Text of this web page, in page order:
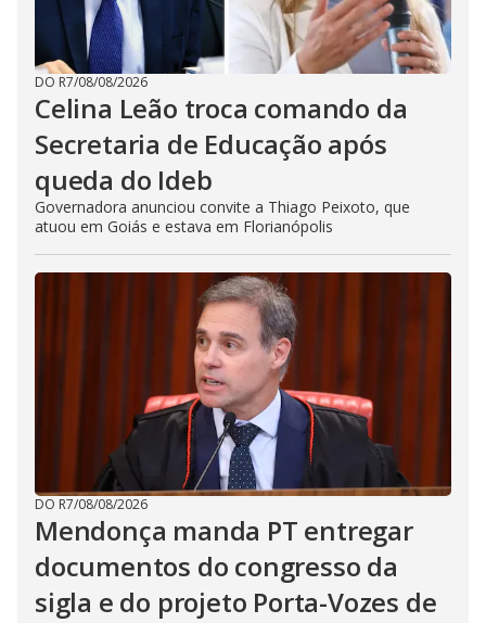
DO R7/08/08/2026
Celina Leão troca comando da
Secretaria de Educação após
queda do Ideb
Governadora anunciou convite a Thiago Peixoto, que
atuou em Goiás e estava em Florianópolis
DO R7/08/08/2026
Mendonça manda PT entregar
documentos do congresso da
sigla e do projeto Porta-Vozes de